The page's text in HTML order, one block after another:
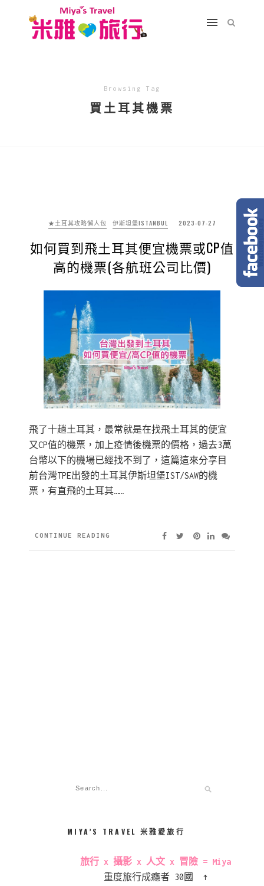
Browsing Tag
買土耳其機票
★土耳其攻略懶人包 伊斯坦堡ISTANBUL 2023-07-27
如何買到飛土耳其便宜機票或CP值
高的機票(各航班公司比價)
飛了十趟土耳其，最常就是在找飛土耳其的便宜
又CP值的機票，加上疫情後機票的價格，過去3萬
台幣以下的機場已經找不到了，這篇這來分享目
前台灣TPE出發的土耳其伊斯坦堡IST/SAW的機
票，有直飛的土耳其……
CONTINUE READING
MIYA’S TRAVEL 米雅愛旅行
旅行 x 攝影 x 人文 x 冒險 = Miya
重度旅行成癮者 30國 ↑